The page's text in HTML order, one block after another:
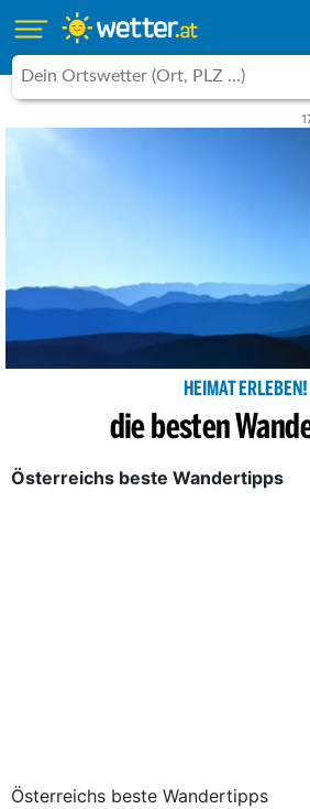
HEIMAT ERLEBEN!
die besten
Österreichs beste Wandertipps
Österreichs beste Wandertipps